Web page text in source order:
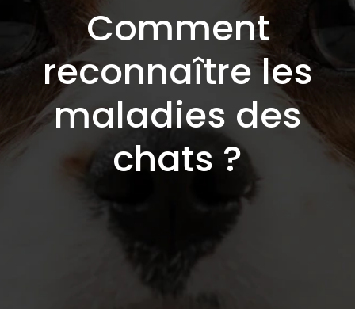
Comment
reconnaître les
maladies des
chats ?